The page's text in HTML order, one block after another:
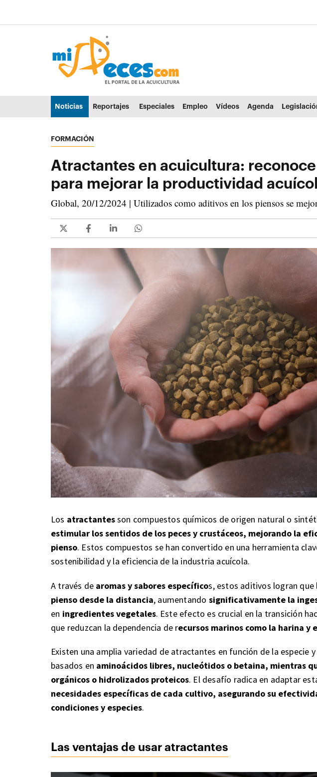
Ir al menú principal (alt + u)
Noticias Reportajes Especiales Empleo Vídeos Agenda
FORMACIÓN
Atractantes en acuicultura:
para mejorar la productividad
Global, 20/12/2024 | Utilizados como aditivos en los piensos se
Los atractantesson compuestos químicos de origen natural o
estimular los sentidos de los peces y crustáceos, mejorando la
pienso. Estos compuestos se han convertido en una herramienta
sostenibilidad y la eficiencia de la industria acuícola.
A través de aromas y sabores específicos, estos aditivos logran que
pienso desde la distancia, aumentando significativamente la
en ingredientes vegetales. Este efecto es crucial en la transición
que reduzcan la dependencia de recursos marinos como la harina y
Existen una amplia variedad de atractantes en función de la especie
basados en aminoácidos libres, nucleótidos o betaina, mientras
orgánicos o hidrolizados proteicos. El desafío radica en adaptar
necesidades específicas de cada cultivo, asegurando su
condiciones y especies.
Las ventajas de usar atractantes